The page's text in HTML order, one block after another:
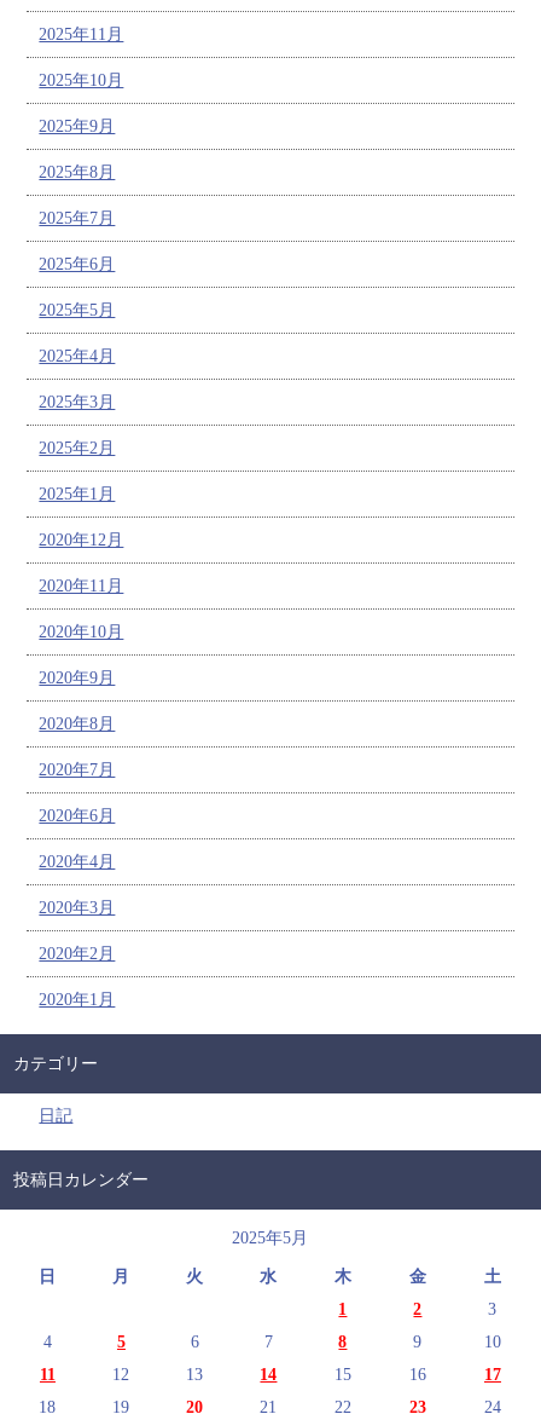
2025年11月
2025年10月
2025年9月
2025年8月
2025年7月
2025年6月
2025年5月
2025年4月
2025年3月
2025年2月
2025年1月
2020年12月
2020年11月
2020年10月
2020年9月
2020年8月
2020年7月
2020年6月
2020年4月
2020年3月
2020年2月
2020年1月
カテゴリー
日記
投稿日カレンダー
2025年5月
日 月 火 水 木 金
土
1
2
3
4
5 6 7 8 9
10
11
12 13 14 15 16
17
18
19 20 21 22 23 24